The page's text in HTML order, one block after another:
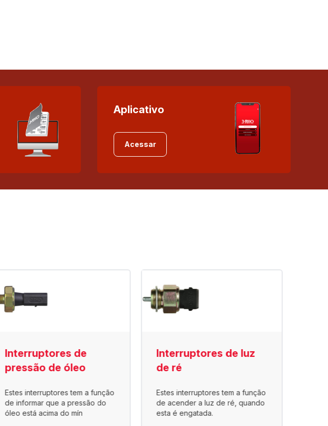
Aplicativo
Acessar
Interruptores de
pressão de óleo
Estes interruptores tem a função
de informar que a pressão do
óleo está acima do mín
Interruptores de luz
de ré
Estes interruptores tem a função
de acender a luz de ré, quando
esta é engatada.